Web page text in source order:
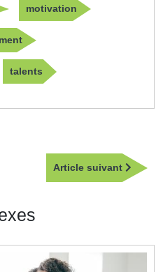
motivation
talents
Article suivant
Article